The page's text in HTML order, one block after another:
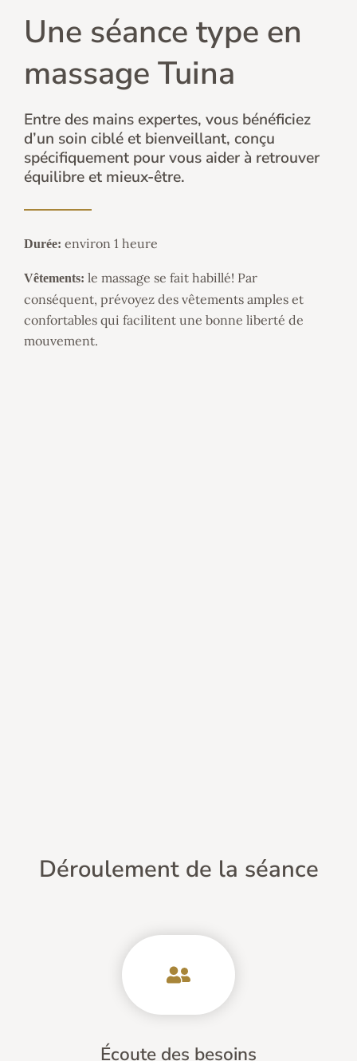
Une séance type en
massage Tuina
Entre des mains expertes, vous bénéficiez
d’un soin ciblé et bienveillant, conçu
spécifiquement pour vous aider à retrouver
équilibre et mieux-être.
Durée: environ 1 heure
Vêtements: le massage se fait habillé! Par
conséquent, prévoyez des vêtements amples et
confortables qui facilitent une bonne liberté de
mouvement.
Déroulement de la séance
Écoute des besoins